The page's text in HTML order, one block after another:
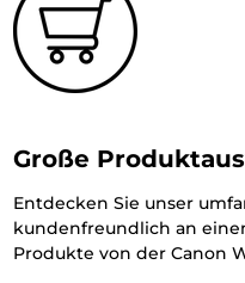
Große
Entdecken Sie unser
kundenfreundlich an
Produkte von der Canon